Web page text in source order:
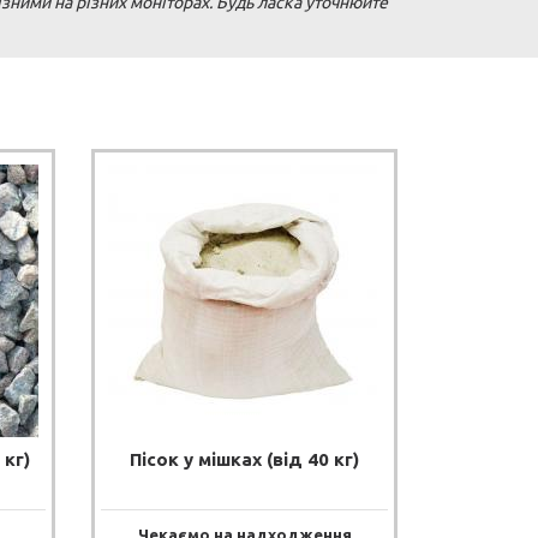
Пісок у мішках (від 40 кг)
Чекаємо на надходження